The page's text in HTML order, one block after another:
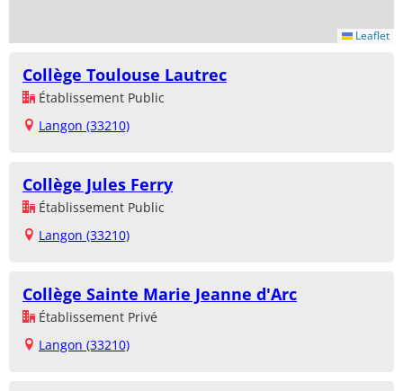
Leaflet
Collège Toulouse Lautrec
Établissement Public
Langon (33210)
Collège Jules Ferry
Établissement Public
Langon (33210)
Collège Sainte Marie Jeanne d'Arc
Établissement Privé
Langon (33210)